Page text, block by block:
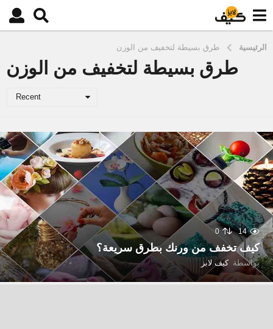
الرئيسية طرق بسيطة لتخفيف من الوزن
طرق بسيطة لتخفيف من الوزن
Recent
14
0
كيف تخفف من ورنك بطرق سريعة؟
بواسطة كيف لابز